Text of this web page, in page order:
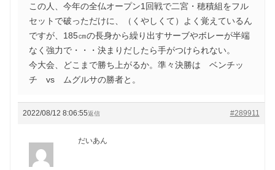
この人、今年の全仏オープン1回戦で二宮・穂積組をフル
セットで破っただけに、（くやしくて）よく覚えているん
ですが、185㎝の長身から繰り出すサーブやボレーが半端
なく強力で・・・決まりだしたら手がつけられない。
今大会、どこまで勝ち上がるか。準々決勝は ベンチッ
チ vs ムグルサの勝者と。
2022/08/12 8:06:55 #289911
返信
だいあん